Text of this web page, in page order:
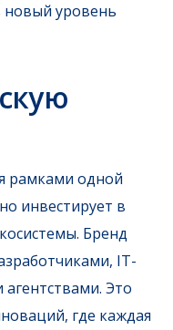
уровень
рамками одной
инвестирует в
Бренд
IT-
Это
где каждая